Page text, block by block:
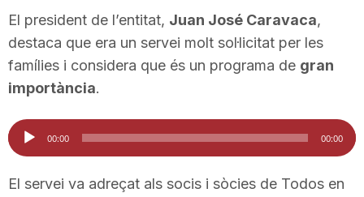
El president de l’entitat, Juan José Caravaca,
destaca que era un servei molt sol·licitat per les
famílies i considera que és un programa de gran
importància.
Reproductor
d'àudio
00:00 00:00
El servei va adreçat als socis i sòcies de Todos en